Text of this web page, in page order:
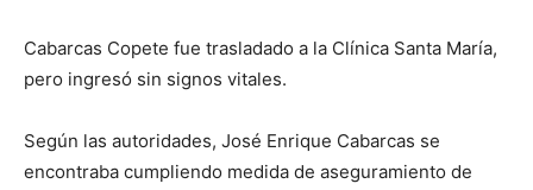
Cabarcas Copete fue trasladado a la Clínica Santa María,
pero ingresó sin signos vitales.
Según las autoridades, José Enrique Cabarcas se
encontraba cumpliendo medida de aseguramiento de